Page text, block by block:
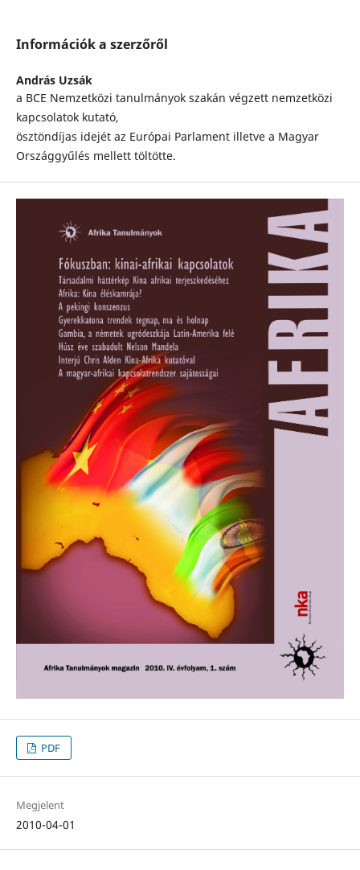
Információk a szerzőről
András Uzsák
a BCE Nemzetközi tanulmányok szakán végzett nemzetközi
kapcsolatok kutató,
ösztöndíjas idejét az Európai Parlament illetve a Magyar
Országgyűlés mellett töltötte.
PDF
Megjelent
2010-04-01